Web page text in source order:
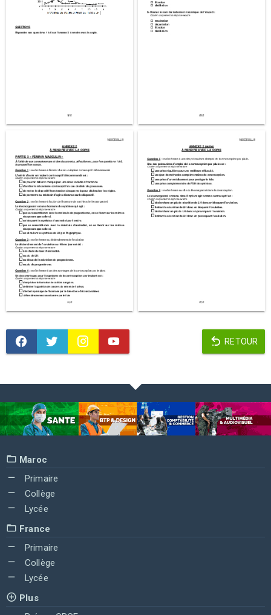
RETOUR
Maroc
Primaire
Collège
Lycée
France
Primaire
Collège
Lycée
Plus